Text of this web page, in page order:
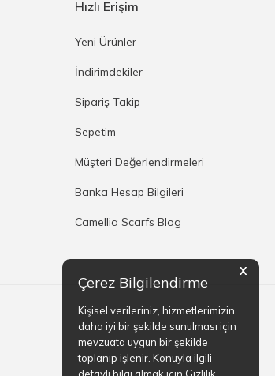
X
Çerez Bilgilendirme
Kişisel verileriniz, hizmetlerimizin
daha iyi bir şekilde sunulması için
mevzuata uygun bir şekilde
toplanıp işlenir. Konuyla ilgili
Hızlı Erişim
Yeni Ürünler
İndirimdekiler
Sipariş Takip
Sepetim
Müşteri Değerlendirmeleri
Banka Hesap Bilgileri
Camellia Scarfs Blog